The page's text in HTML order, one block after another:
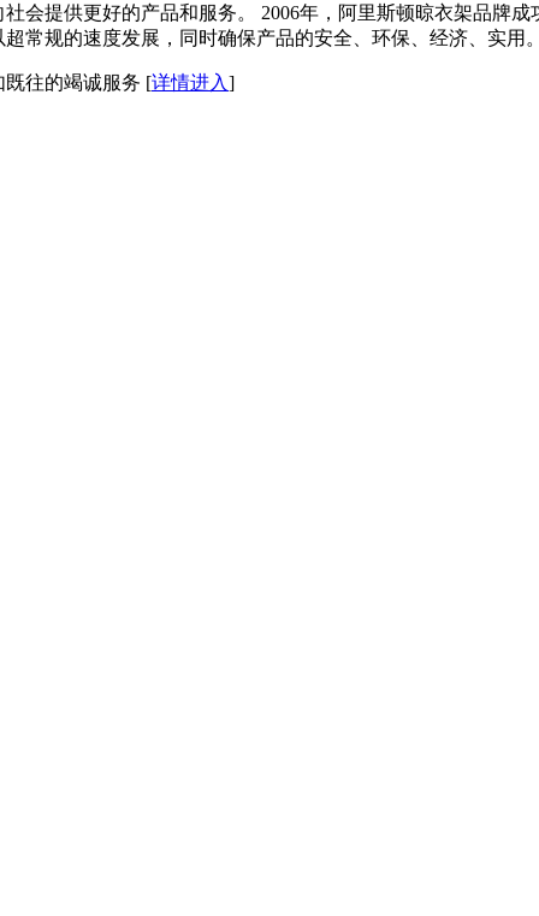
会提供更好的产品和服务。 2006年，阿里斯顿晾衣架品牌
常规的速度发展，同时确保产品的安全、环保、经济、实用。
既往的竭诚服务 [详情进入]